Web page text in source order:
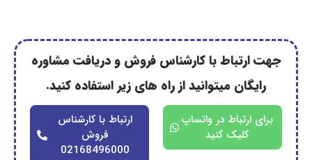
با کارشناس فروش و دریافت مشاوره
میتوانید از راه های زیر استفاده کنید.
ارتباط با کارشناس
02168496000
در واتساپ
کلیک کنید